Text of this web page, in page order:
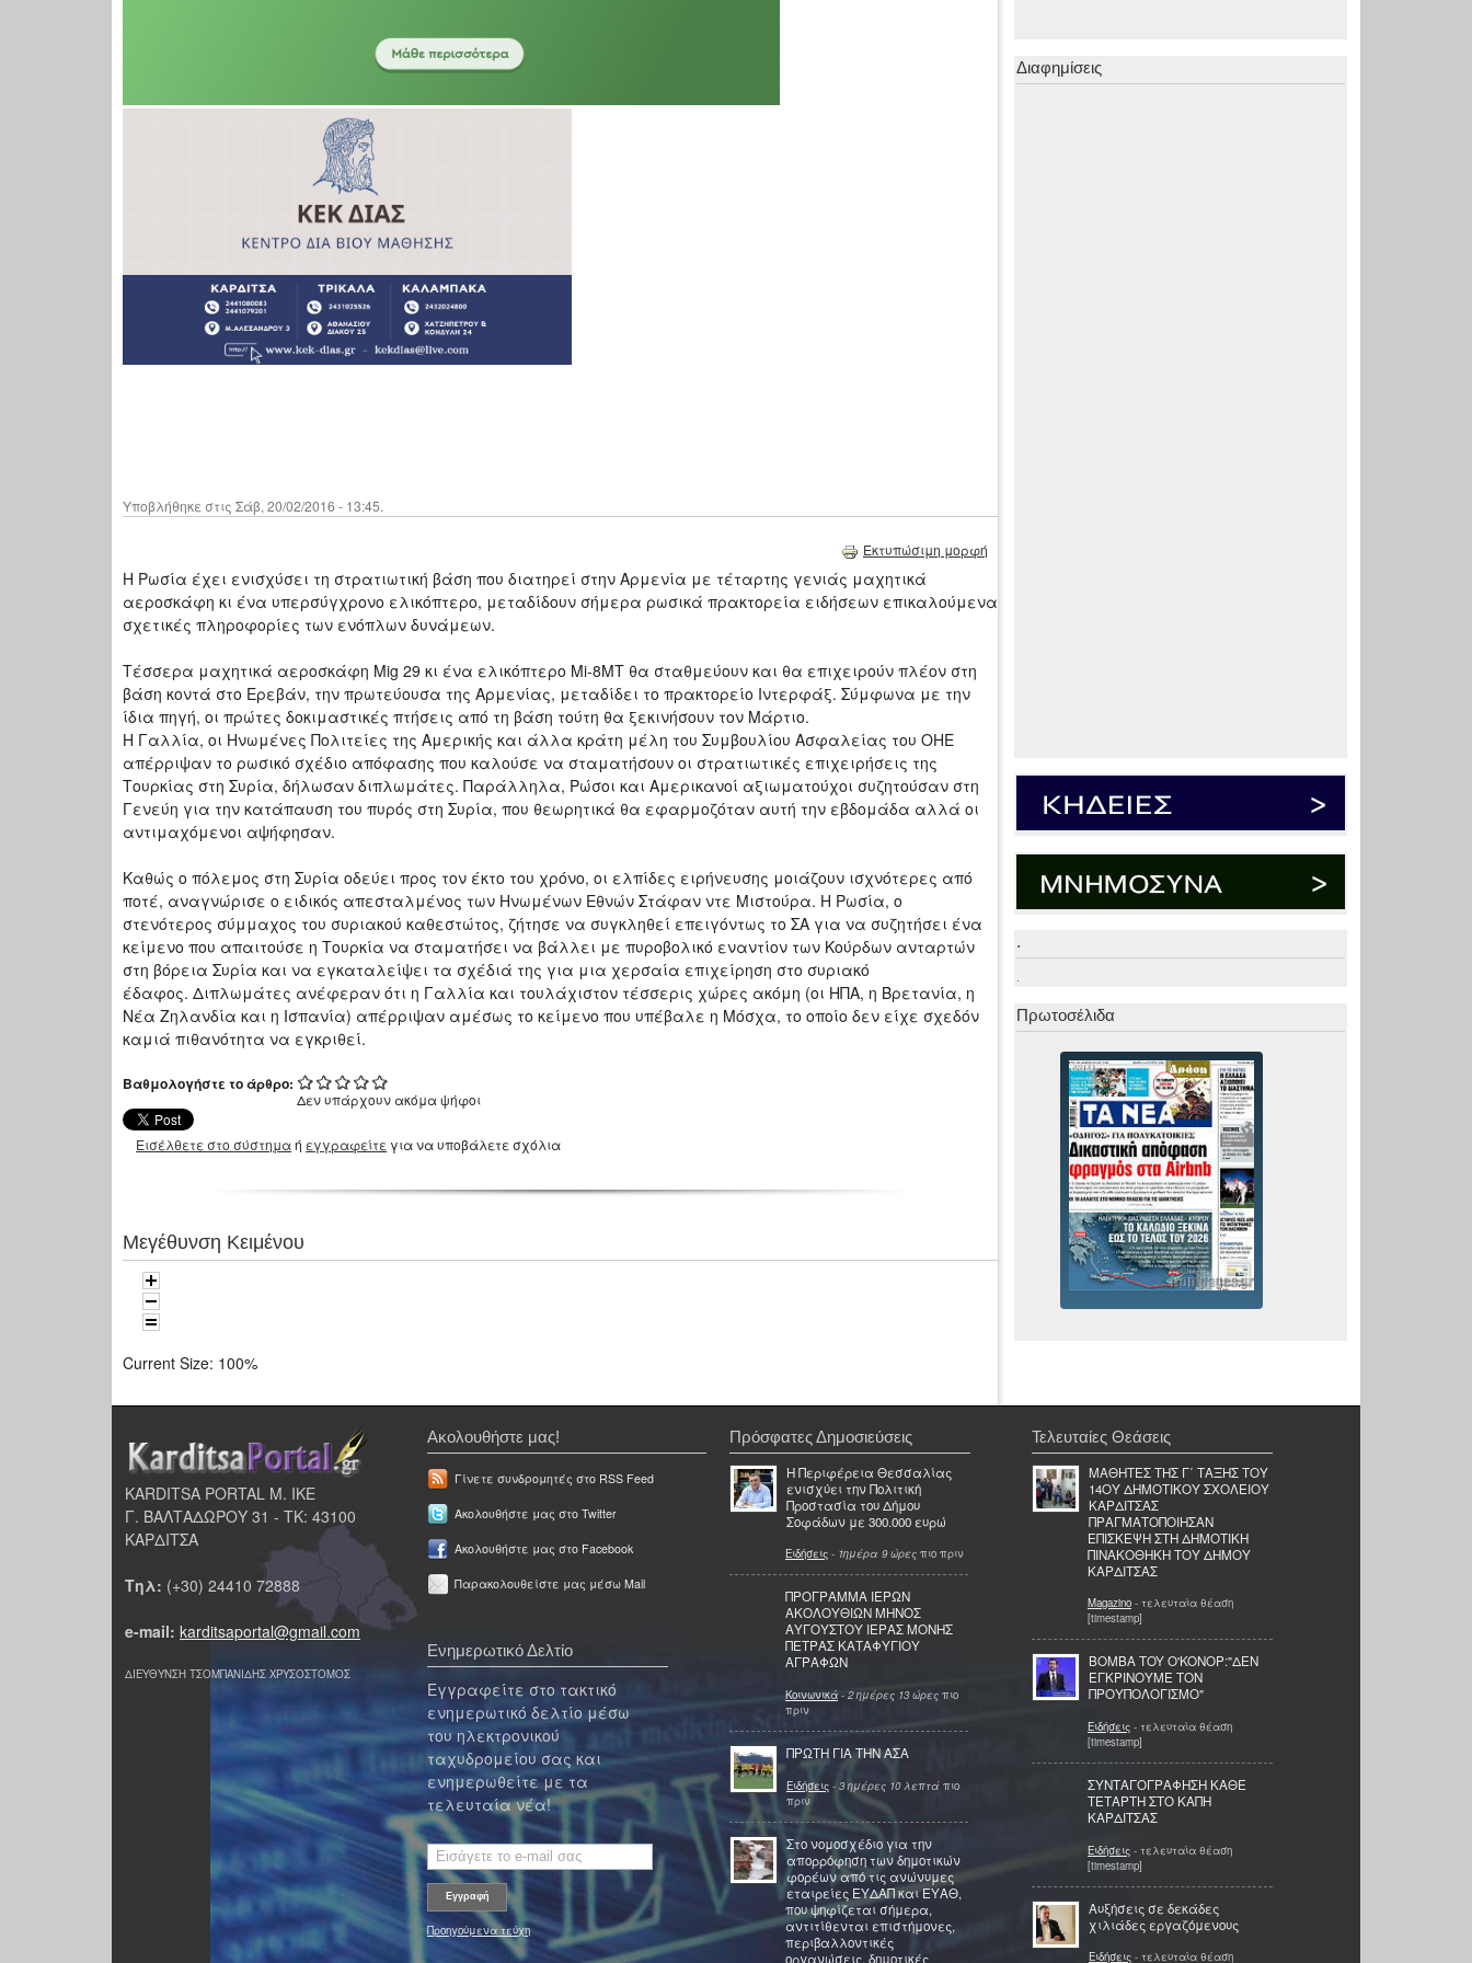
Υποβλήθηκε στις Σάβ, 20/02/2016 - 13:45.
Εκτυπώσιμη μορφή
Η Ρωσία έχει ενισχύσει τη στρατιωτική βάση που διατηρεί στην Αρμενία με τέταρτης γενιάς μαχητικά
αεροσκάφη κι ένα υπερσύγχρονο ελικόπτερο, μεταδίδουν σήμερα ρωσικά πρακτορεία ειδήσεων επικαλούμενα
σχετικές πληροφορίες των ενόπλων δυνάμεων.
Τέσσερα μαχητικά αεροσκάφη Mig 29 κι ένα ελικόπτερο Mi-8MT θα σταθμεύουν και θα επιχειρούν πλέον στη
βάση κοντά στο Ερεβάν, την πρωτεύουσα της Αρμενίας, μεταδίδει το πρακτορείο Ιντερφάξ. Σύμφωνα με την
ίδια πηγή, οι πρώτες δοκιμαστικές πτήσεις από τη βάση τούτη θα ξεκινήσουν τον Μάρτιο.
Η Γαλλία, οι Ηνωμένες Πολιτείες της Αμερικής και άλλα κράτη μέλη του Συμβουλίου Ασφαλείας του ΟΗΕ
απέρριψαν το ρωσικό σχέδιο απόφασης που καλούσε να σταματήσουν οι στρατιωτικές επιχειρήσεις της
Τουρκίας στη Συρία, δήλωσαν διπλωμάτες. Παράλληλα, Ρώσοι και Αμερικανοί αξιωματούχοι συζητούσαν στη
Γενεύη για την κατάπαυση του πυρός στη Συρία, που θεωρητικά θα εφαρμοζόταν αυτή την εβδομάδα αλλά οι
αντιμαχόμενοι αψήφησαν.
Καθώς ο πόλεμος στη Συρία οδεύει προς τον έκτο του χρόνο, οι ελπίδες ειρήνευσης μοιάζουν ισχνότερες από
ποτέ, αναγνώρισε ο ειδικός απεσταλμένος των Ηνωμένων Εθνών Στάφαν ντε Μιστούρα. Η Ρωσία, ο
στενότερος σύμμαχος του συριακού καθεστώτος, ζήτησε να συγκληθεί επειγόντως το ΣΑ για να συζητήσει ένα
κείμενο που απαιτούσε η Τουρκία να σταματήσει να βάλλει με πυροβολικό εναντίον των Κούρδων ανταρτών
στη βόρεια Συρία και να εγκαταλείψει τα σχέδιά της για μια χερσαία επιχείρηση στο συριακό
έδαφος. Διπλωμάτες ανέφεραν ότι η Γαλλία και τουλάχιστον τέσσερις χώρες ακόμη (οι ΗΠΑ, η Βρετανία, η
Νέα Ζηλανδία και η Ισπανία) απέρριψαν αμέσως το κείμενο που υπέβαλε η Μόσχα, το οποίο δεν είχε σχεδόν
καμιά πιθανότητα να εγκριθεί.
Βαθμολογήστε το άρθρο:
Δεν υπάρχουν ακόμα ψήφοι
Εισέλθετε στο σύστημαή εγγραφείτε για να υποβάλετε σχόλια
Μεγέθυνση Κειμένου
Current Size: 100%
Διαφημίσεις
.
.
Πρωτοσέλιδα
KARDITSA PORTAL Μ. ΙΚΕ
Γ. ΒΑΛΤΑΔΩΡΟΥ 31 - ΤΚ: 43100
ΚΑΡΔΙΤΣΑ
Τηλ: (+30) 24410 72888
e-mail: karditsaportal@gmail.com
ΔΙΕΥΘΥΝΣΗ ΤΣΟΜΠΑΝΙΔΗΣ ΧΡΥΣΟΣΤΟΜΟΣ
Ακολουθήστε μας!
Γίνετε συνδρομητές στο RSS Feed
Ακολουθήστε μας στο Twitter
Ακολουθήστε μας στο Facebook
Παρακολουθείστε μας μέσω Mail
Ενημερωτικό Δελτίο
Εγγραφείτε στο τακτικό
ενημερωτικό δελτίο μέσω
του ηλεκτρονικού
ταχυδρομείου σας και
ενημερωθείτε με τα
τελευταία νέα!
Προηγούμενα τεύχη
Πρόσφατες Δημοσιεύσεις
Η Περιφέρεια Θεσσαλίας
ενισχύει την Πολιτική
Προστασία του Δήμου
Σοφάδων με 300.000 ευρώ
Ειδήσεις - 1ημέρα 9 ώρες πιο πριν
ΠΡΟΓΡΑΜΜΑ ΙΕΡΩΝ
ΑΚΟΛΟΥΘΙΩΝ ΜΗΝΟΣ
ΑΥΓΟΥΣΤΟΥ ΙΕΡΑΣ ΜΟΝΗΣ
ΠΕΤΡΑΣ ΚΑΤΑΦΥΓΙΟΥ
ΑΓΡΑΦΩΝ
Κοινωνικά - 2 ημέρες 13 ώρες πιο
πριν
ΠΡΩΤΗ ΓΙΑ ΤΗΝ ΑΣΑ
Ειδήσεις - 3 ημέρες 10 λεπτά πιο
πριν
Στο νομοσχέδιο για την
απορρόφηση των δημοτικών
φορέων από τις ανώνυμες
εταιρείες ΕΥΔΑΠ και ΕΥΑΘ,
που ψηφίζεται σήμερα,
αντιτίθενται επιστήμονες,
περιβαλλοντικές
οργανώσεις, δημοτικές
Τελευταίες Θεάσεις
ΜΑΘΗΤΕΣ ΤΗΣ Γ΄ ΤΑΞΗΣ ΤΟΥ
14ΟΥ ΔΗΜΟΤΙΚΟΥ ΣΧΟΛΕΙΟΥ
ΚΑΡΔΙΤΣΑΣ
ΠΡΑΓΜΑΤΟΠΟΙΗΣΑΝ
ΕΠΙΣΚΕΨΗ ΣΤΗ ΔΗΜΟΤΙΚΗ
ΠΙΝΑΚΟΘΗΚΗ ΤΟΥ ΔΗΜΟΥ
ΚΑΡΔΙΤΣΑΣ
Magazino - τελευταία θέαση
[timestamp]
BOMBA TOY O'KONOΡ:"ΔΕΝ
ΕΓΚΡΙΝΟΥΜΕ ΤΟΝ
ΠΡΟΥΠΟΛΟΓΙΣΜΟ"
Ειδήσεις - τελευταία θέαση
[timestamp]
ΣΥΝΤΑΓΟΓΡΑΦΗΣΗ ΚΑΘΕ
ΤΕΤΑΡΤΗ ΣΤΟ ΚΑΠΗ
ΚΑΡΔΙΤΣΑΣ
Ειδήσεις - τελευταία θέαση
[timestamp]
Αυξήσεις σε δεκάδες
χιλιάδες εργαζόμενους
Ειδήσεις - τελευταία θέαση